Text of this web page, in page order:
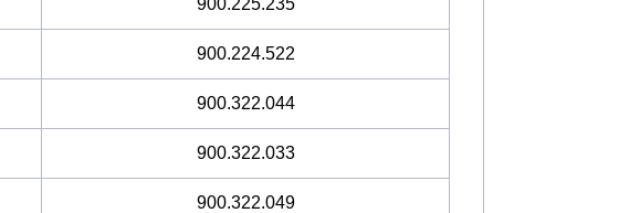
900.225.235
900.224.522
900.322.044
900.322.033
900.322.049